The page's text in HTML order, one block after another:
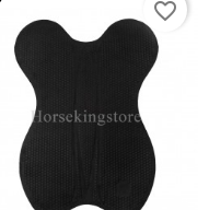
favorite_border